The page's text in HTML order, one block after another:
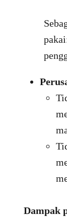
Dampak